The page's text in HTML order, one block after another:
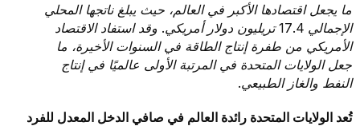
ما يجعل اقتصادها الأكبر في العالم، حيث يبلغ ناتجها المحلي
الإجمالي 17.4 تريليون دولار أمريكي. وقد استفاد الاقتصاد
الأمريكي من طفرة إنتاج الطاقة في السنوات الأخيرة، ما
جعل الولايات المتحدة في المرتبة الأولى عالميًا في إنتاج
النفط والغاز الطبيعي.
تُعد الولايات المتحدة رائدة العالم في صافي الدخل المعدل للفرد